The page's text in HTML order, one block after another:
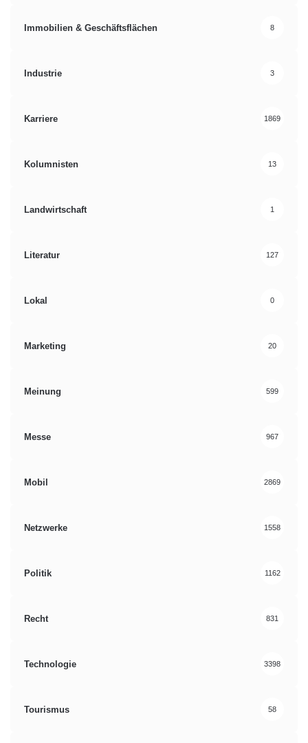
Immobilien & Geschäftsflächen 8
Industrie 3
Karriere 1869
Kolumnisten 13
Landwirtschaft 1
Literatur 127
Lokal 0
Marketing 20
Meinung 599
Messe 967
Mobil 2869
Netzwerke 1558
Politik 1162
Recht 831
Technologie 3398
Tourismus 58